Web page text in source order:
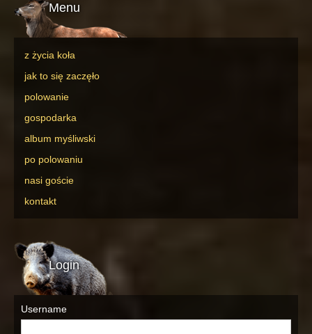
Menu
z życia koła
jak to się zaczęło
polowanie
gospodarka
album myśliwski
po polowaniu
nasi goście
kontakt
Login
Username